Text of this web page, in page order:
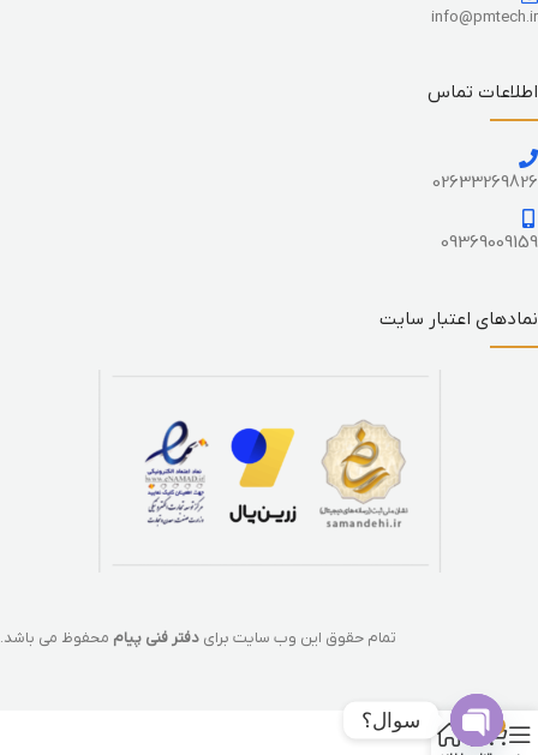
info@pmtech.ir
اطلاعات تماس
02633269826
09369009159
نمادهای اعتبار سایت
تمام حقوق این وب سایت برای دفتر فنی پیام محفوظ می باشد.
سوال؟